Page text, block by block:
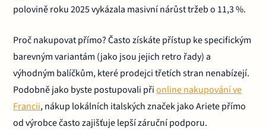
polovině roku 2025 vykázala masivní nárůst tržeb o 11,3 %.
Proč nakupovat přímo? Často získáte přístup ke specifickým
barevným variantám (jako jsou jejich retro řady) a
výhodným balíčkům, které prodejci třetích stran nenabízejí.
Podobně jako byste postupovali přionline nakupování ve
Francii, nákup lokálních italských značek jako Ariete přímo
od výrobce často zajišťuje lepší záruční podporu.